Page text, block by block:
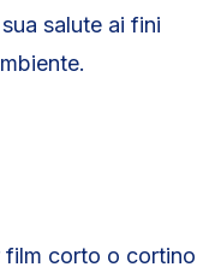
salute ai fini
film corto o cortino